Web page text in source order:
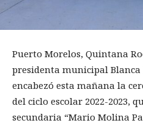
Puerto Morelos, Quintana
presidenta municipal
encabezó esta mañana la
del ciclo escolar 2022-2023,
secundaria “Mario Molina